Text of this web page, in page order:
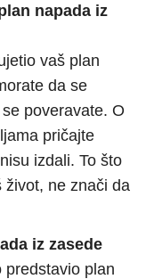
napada iz
vaš plan
da se
poveravate. O
pričajte
izdali. To što
ne znači da
iz zasede
predstavio plan